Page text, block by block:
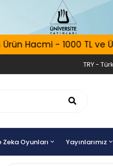
Hacmi - 1000 TL ve
TRY -
Zeka Oyunları Yayınlarımız